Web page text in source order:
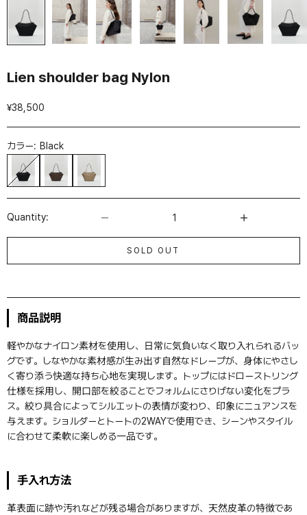
Lien shoulder bag Nylon
セール価格
¥38,500
カラー: Black
Black
Umber Burnt ochre
Quantity:数量を減らす 数量を増やす
SOLD OUT
商品説明
軽やかなナイロン素材を使用し、日常に気負いなく取り入れられるバッ
グです。しなやかな素材感が生み出す自然なドレープが、身体にやさし
く寄り添う快適な持ち心地を実現します。トップにはドローストリング
仕様を採用し、開口部を絞ることでフォルムにさりげない変化をプラ
ス。絞り具合によってシルエットの表情が変わり、印象にニュアンスを
与えます。ショルダーとトートの2WAYで使用でき、シーンやスタイル
に合わせて柔軟に楽しめる一品です。
手入れ方法
革表面に跡や汚れなどが残る場合がありますが、天然皮革の特徴であ